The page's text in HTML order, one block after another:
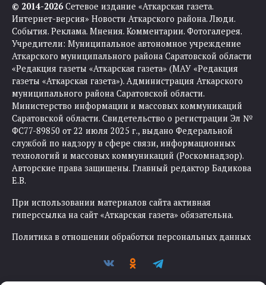
© 2014-2026Сетевое издание «Аткарская газета.
Интернет-версия» Новости Аткарского района. Люди.
События. Реклама. Мнения. Комментарии. Фотогалерея.
Учредители: Муниципальное автономное учреждение
Аткарского муниципального района Саратовской области
«Редакция газеты «Аткарская газета» (МАУ «Редакция
газеты «Аткарская газета»). Администрация Аткарского
муниципального района Саратовской области.
Министерство информации и массовых коммуникаций
Саратовской области. Свидетельство о регистрации Эл №
ФС77-89850 от 22 июля 2025 г., выдано Федеральной
службой по надзору в сфере связи, информационных
технологий и массовых коммуникаций (Роскомнадзор).
Авторские права защищены. Главный редактор Бадикова
Е.В.
При использовании материалов сайта активная
гиперссылка на сайт «Аткарская газета» обязательна.
Политика в отношении обработки персональных данных